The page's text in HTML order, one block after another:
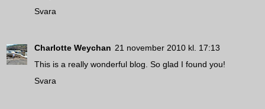
Svara
Charlotte Weychan 21 november 2010 kl. 17:13
This is a really wonderful blog. So glad I found you!
Svara